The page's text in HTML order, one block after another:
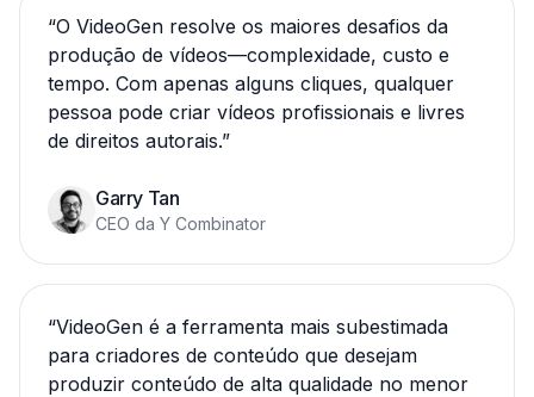
“O VideoGen resolve os maiores desafios da
produção de vídeos—complexidade, custo e
tempo. Com apenas alguns cliques, qualquer
pessoa pode criar vídeos profissionais e livres
de direitos autorais.”
Garry Tan
CEO da Y Combinator
“VideoGen é a ferramenta mais subestimada
para criadores de conteúdo que desejam
produzir conteúdo de alta qualidade no menor